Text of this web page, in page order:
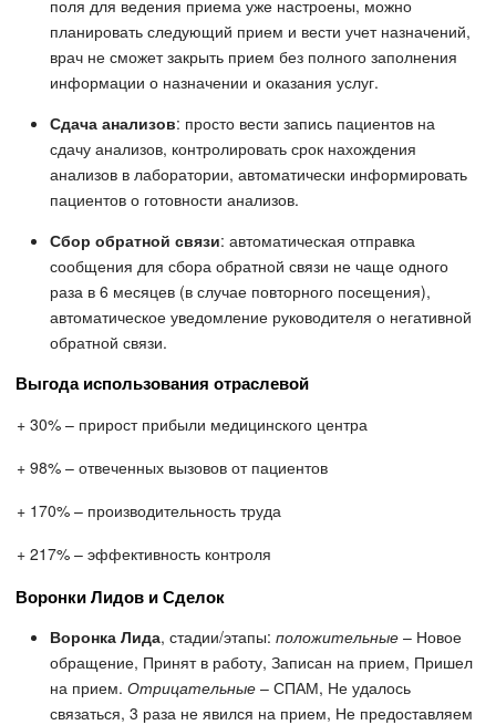
поля для ведения приема уже настроены, можно
планировать следующий прием и вести учет назначений,
врач не сможет закрыть прием без полного заполнения
информации о назначении и оказания услуг.
Сдача анализов: просто вести запись пациентов на
сдачу анализов, контролировать срок нахождения
анализов в лаборатории, автоматически информировать
пациентов о готовности анализов.
Сбор обратной связи: автоматическая отправка
сообщения для сбора обратной связи не чаще одного
раза в 6 месяцев (в случае повторного посещения),
автоматическое уведомление руководителя о негативной
обратной связи.
Выгода использования отраслевой
+ 30% – прирост прибыли медицинского центра
+ 98% – отвеченных вызовов от пациентов
+ 170% – производительность труда
+ 217% – эффективность контроля
Воронки Лидов и Сделок
Воронка Лида, стадии/этапы: положительные – Новое
обращение, Принят в работу, Записан на прием, Пришел
на прием. Отрицательные – СПАМ, Не удалось
связаться, 3 раза не явился на прием, Не предоставляем